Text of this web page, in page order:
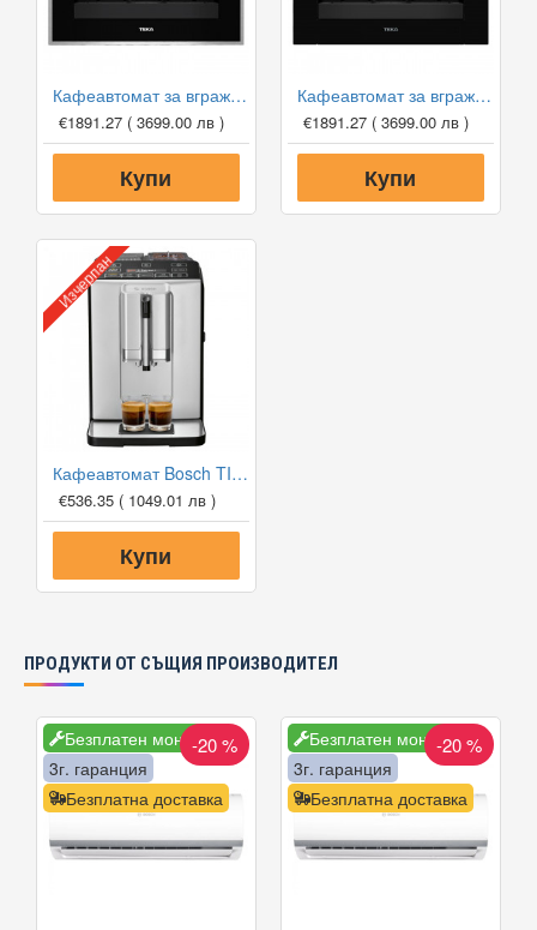
Тегло нето - 7,106 кг.
Напрежение - 220-240 V.
Кафеавтомат за вграждане Teka CLC 855 CM SS
€1891.27 ( 3699.00 лв )
Купи
Кафеавтомат за вграждане Teka CLC 8550 GM BK
€1891.27 ( 3699.00 лв )
Купи
Изчерпан
Кафеавтомат Bosch TIS30321RW VeroCup 300
€536.35 ( 1049.01 лв )
Купи
ПРОДУКТИ ОТ СЪЩИЯ ПРОИЗВОДИТЕЛ
Безплатен монтаж
Безплатна доставка
3г. гаранция
-20 % Безплатен монтаж
Безплатна доставка
3г. гаранция
-20 %